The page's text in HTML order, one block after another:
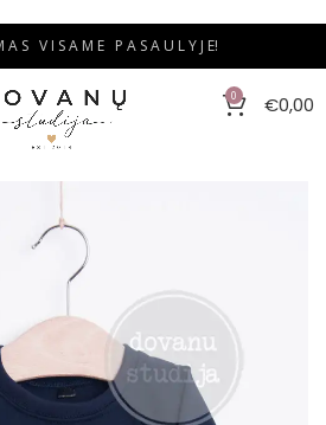
A S V I S A M E P A S A U L Y J E!
0 €0,00